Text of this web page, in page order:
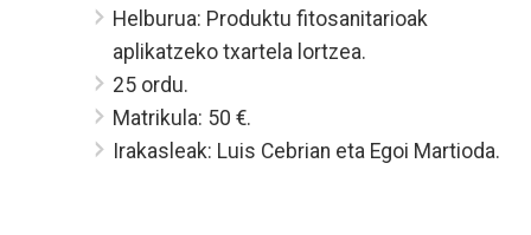
Helburua: Produktu fitosanitarioak
aplikatzeko txartela lortzea.
25 ordu.
Matrikula: 50 €.
Irakasleak: Luis Cebrian eta Egoi Martioda.